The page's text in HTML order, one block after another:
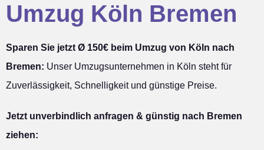
Umzug Köln Bremen
Sparen Sie jetzt Ø 150€ beim Umzug von Köln nach
Bremen: Unser Umzugsunternehmen in Köln steht für
Zuverlässigkeit, Schnelligkeit und günstige Preise.
Jetzt unverbindlich anfragen & günstig nach Bremen
ziehen: